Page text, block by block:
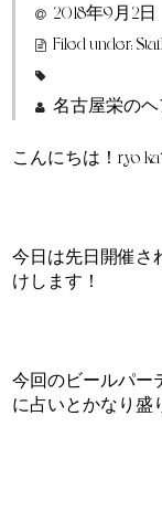
特定商取引法に
2018年9月2日
Filed under:
名古屋栄のヘ
こんにちは！ryo-ka
今日は先日開催さ
けします！
今回のビールパー
に占いとかなり盛